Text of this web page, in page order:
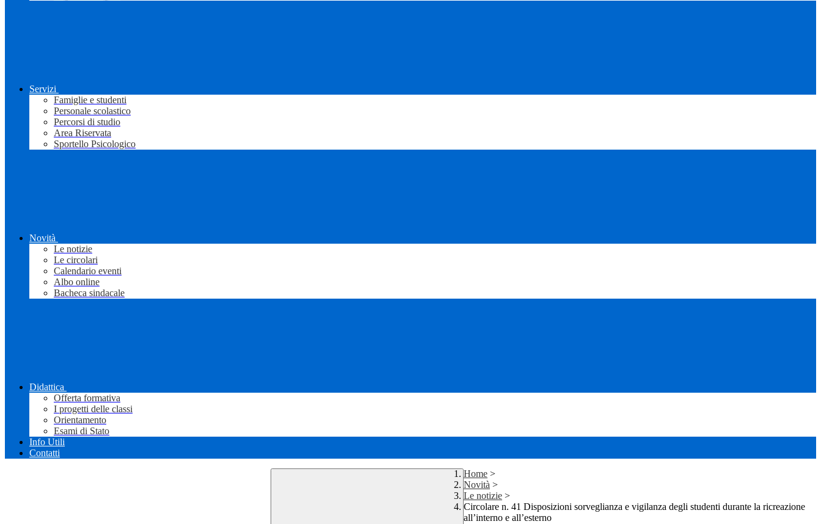
Servizi
Famiglie e studenti
Personale scolastico
Percorsi di studio
Area Riservata
Sportello Psicologico
Novità
Le notizie
Le circolari
Calendario eventi
Albo online
Bacheca sindacale
Didattica
Offerta formativa
I progetti delle classi
Orientamento
Esami di Stato
Info Utili
Contatti
Home >
Novità >
Le notizie >
Circolare n. 41 Disposizioni sorveglianza e vigilanza degli studenti durante la ricreazione
all’interno e all’esterno